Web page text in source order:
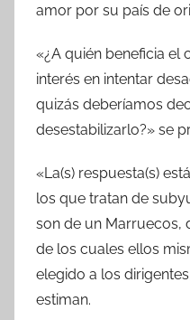
amor por su país de
«¿A quién beneficia el
interés en intentar
quizás deberíamos
desestabilizarlo?» se
«La(s) respuesta(s)
los que tratan de
son de un Marruecos,
de los cuales ellos
elegido a los
estiman.